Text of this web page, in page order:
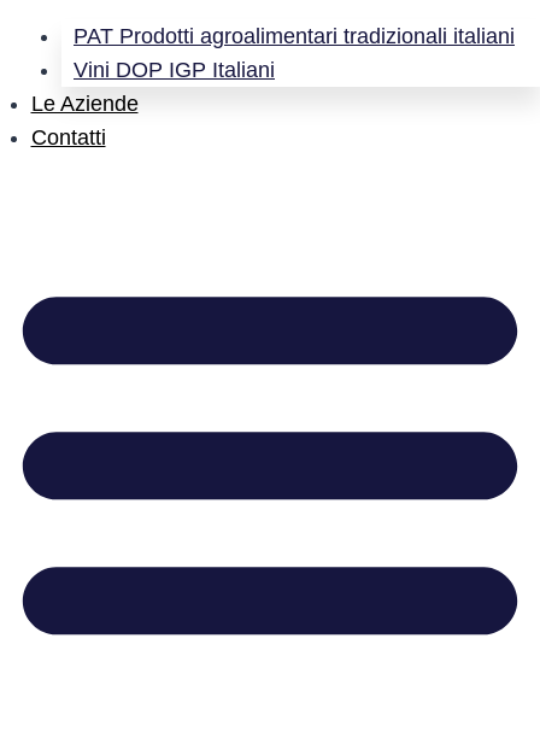
PAT Prodotti agroalimentari tradizionali italiani
Vini DOP IGP Italiani
Le Aziende
Contatti